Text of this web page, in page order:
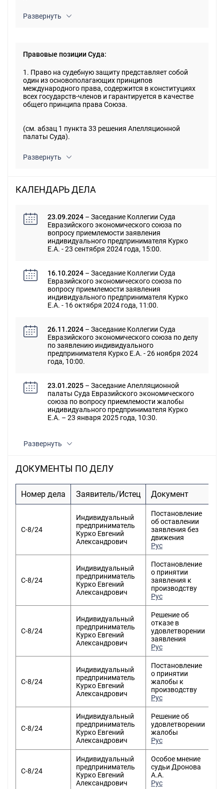
Развернуть
Правовые позиции Суда:
1. Право на судебную защиту представляет собой
один из основополагающих принципов
международного права, содержится в конституциях
всех государств-членов и гарантируется в качестве
общего принципа права Союза.
(см. абзац 1 пункта 33 решения Апелляционной
палаты Суда).
Развернуть
КАЛЕНДАРЬ ДЕЛА
23.09.2024 – Заседание Коллегии Суда
Евразийского экономического союза по
вопросу приемлемости заявления
индивидуального предпринимателя Курко
Е.А. - 23 сентября 2024 года, 15:00.
16.10.2024 – Заседание Коллегии Суда
Евразийского экономического союза по
вопросу приемлемости заявления
индивидуального предпринимателя Курко
Е.А. - 16 октября 2024 года, 11:00.
26.11.2024 – Заседание Коллегии Суда
Евразийского экономического союза по делу
по заявлению индивидуального
предпринимателя Курко Е.А. - 26 ноября 2024
года, 10:00.
23.01.2025 – Заседание Апелляционной
палаты Суда Евразийского экономического
союза по вопросу приемлемости жалобы
индивидуального предпринимателя Курко
Е.А. – 23 января 2025 года, 10:30.
Развернуть
ДОКУМЕНТЫ ПО ДЕЛУ
Номер дела Заявитель/Истец Документ
С-8/24
Индивидуальный
предприниматель
Курко Евгений
Александрович
Постановление
об оставлении
заявления без
движения
Рус
С-8/24
Индивидуальный
предприниматель
Курко Евгений
Александрович
Постановление
о принятии
заявления к
производству
Рус
С-8/24
Индивидуальный
предприниматель
Курко Евгений
Александрович
Решение об
отказе в
удовлетворении
заявления
Рус
С-8/24
Индивидуальный
предприниматель
Курко Евгений
Александрович
Постановление
о принятии
жалобы к
производству
Рус
С-8/24
Индивидуальный
предприниматель
Курко Евгений
Александрович
Решение об
удовлетворении
жалобы
Рус
С-8/24
Индивидуальный
предприниматель
Курко Евгений
Александрович
Особое мнение
судьи Дронова
А.А.
Рус